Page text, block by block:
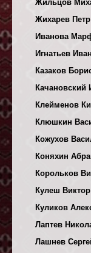
Жильцов
Жихарев Петр
Иванова
Игнатьев
Казаков
Качановский
Клейменов
Клюшкин
Кожухов
Коняхин
Корольков
Кулеш
Куликов
Лаптев
Лашнев